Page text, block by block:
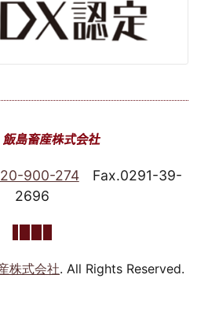
900-274
Fax.0291-39-
2696
株式会社. All Rights Reserved.